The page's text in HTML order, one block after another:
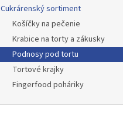
Cukrárenský sortiment
Košíčky na pečenie
Krabice na torty a zákusky
Podnosy pod tortu
Tortové krajky
Fingerfood poháriky